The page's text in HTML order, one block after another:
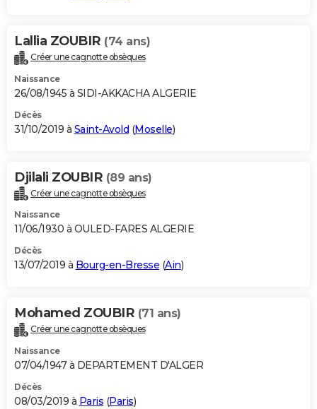
Lallia ZOUBIR (74 ans)
Créer une cagnotte obsèques
Naissance
26/08/1945 à SIDI-AKKACHA ALGERIE
Décès
31/10/2019 à Saint-Avold (Moselle)
Djilali ZOUBIR (89 ans)
Créer une cagnotte obsèques
Naissance
11/06/1930 à OULED-FARES ALGERIE
Décès
13/07/2019 à Bourg-en-Bresse (Ain)
Mohamed ZOUBIR (71 ans)
Créer une cagnotte obsèques
Naissance
07/04/1947 à DEPARTEMENT D'ALGER
Décès
08/03/2019 à Paris (Paris)